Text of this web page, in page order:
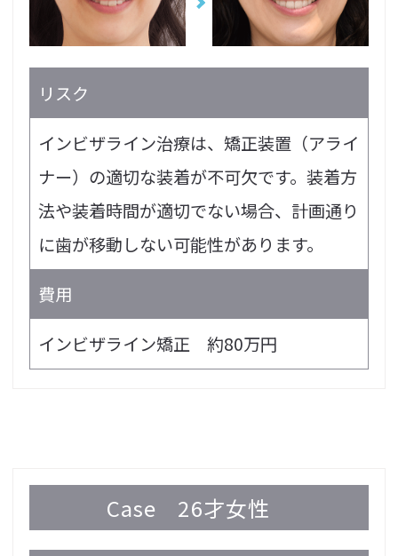
リスク
インビザライン治療は、矯正装置（アライ
ナー）の適切な装着が不可欠です。装着方
法や装着時間が適切でない場合、計画通り
に歯が移動しない可能性があります。
費用
インビザライン矯正 約80万円
Case 26才女性